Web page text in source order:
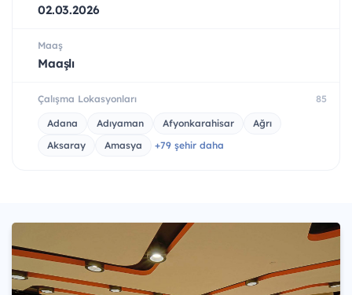
02.03.2026
Maaş
Maaşlı
Çalışma Lokasyonları 85
Adana Adıyaman Afyonkarahisar
Ağrı
Aksaray
Amasya +79 şehir daha